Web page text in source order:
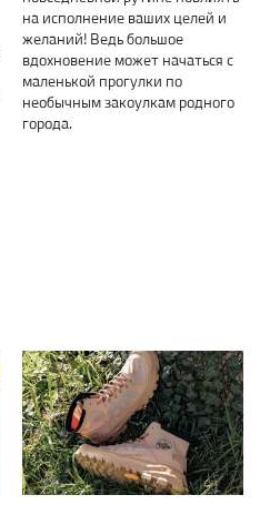
на исполнение ваших целей и
желаний! Ведь большое
вдохновение может начаться с
маленькой прогулки по
необычным закоулкам родного
города.